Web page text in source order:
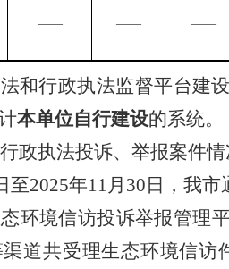
—— —— ——
和行政执法监督平台建
本单位自行建设的系统。
政执法投诉、举报案件
至2025年11月 30 日，我市
环境信访投诉举报管理
道共受理生态环境信访